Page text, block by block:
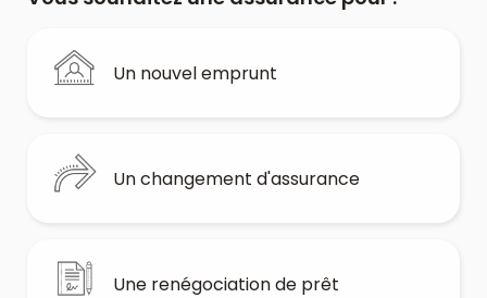
Un nouvel emprunt
Un changement d'assurance
Une renégociation de prêt